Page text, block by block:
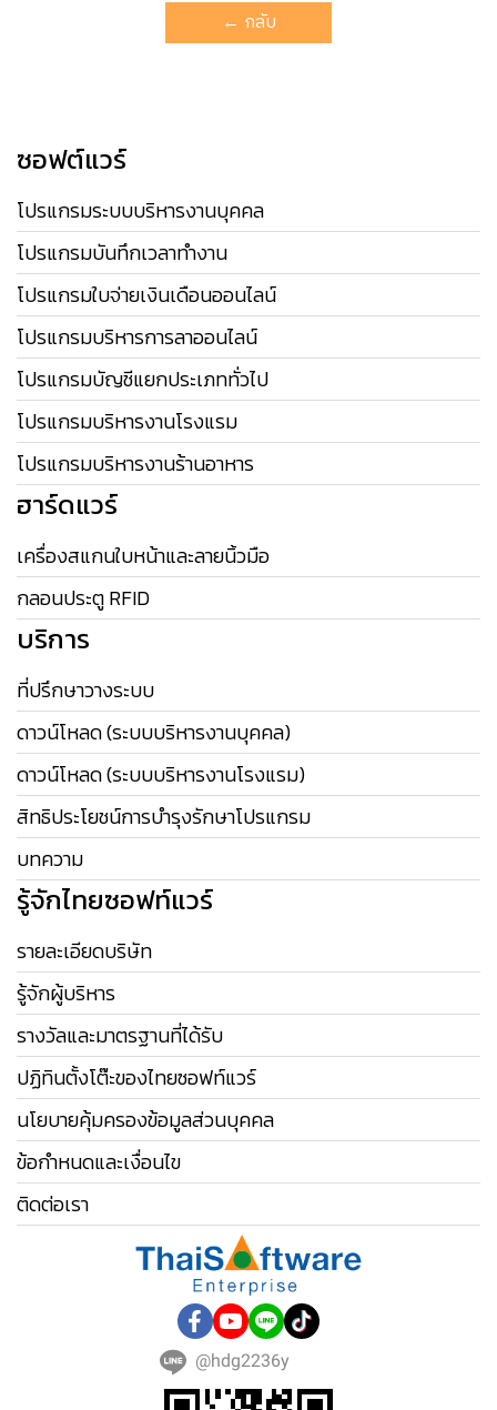
← กลับ
ซอฟต์แวร์
โปรแกรมระบบบริหารงานบุคคล
โปรแกรมบันทึกเวลาทำงาน
โปรแกรมใบจ่ายเงินเดือนออนไลน์
โปรแกรมบริหารการลาออนไลน์
โปรแกรมบัญชีแยกประเภททั่วไป
โปรแกรมบริหารงานโรงแรม
โปรแกรมบริหารงานร้านอาหาร
ฮาร์ดแวร์
เครื่องสแกนใบหน้าและลายนิ้วมือ
กลอนประตู RFID
บริการ
ที่ปรึกษาวางระบบ
ดาวน์โหลด (ระบบบริหารงานบุคคล)
ดาวน์โหลด (ระบบบริหารงานโรงแรม)
สิทธิประโยชน์การบำรุงรักษาโปรแกรม
บทความ
รู้จักไทยซอฟท์แวร์
รายละเอียดบริษัท
รู้จักผู้บริหาร
รางวัลและมาตรฐานที่ได้รับ
ปฏิทินตั้งโต๊ะของไทยซอฟท์แวร์
นโยบายคุ้มครองข้อมูลส่วนบุคคล
ข้อกำหนดและเงื่อนไข
ติดต่อเรา
@hdg2236y